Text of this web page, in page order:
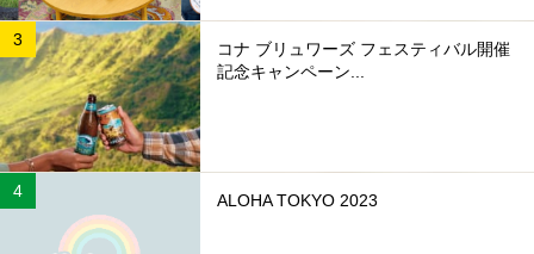
コナ ブリュワーズ フェスティバル開催
記念キャンペーン...
ALOHA TOKYO 2023